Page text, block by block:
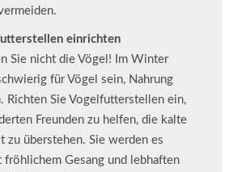
einrichten
Sie nicht die Vögel! Im Winter
für Vögel sein, Nahrung
Richten Sie Vogelfutterstellen ein,
Freunden zu helfen, die kalte
zu überstehen. Sie werden es
fröhlichem Gesang und lebhaften